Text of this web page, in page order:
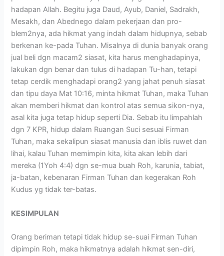
hadapan Allah. Begitu juga Daud, Ayub, Daniel, Sadrakh,
Mesakh, dan Abednego dalam pekerjaan dan pro-
blem2nya, ada hikmat yang indah dalam hidupnya, sebab
berkenan ke-pada Tuhan. Misalnya di dunia banyak orang
jual beli dgn macam2 siasat, kita harus menghadapinya,
lakukan dgn benar dan tulus di hadapan Tu-han, tetapi
tetap cerdik menghadapi orang2 yang jahat penuh siasat
dan tipu daya Mat 10:16, minta hikmat Tuhan, maka Tuhan
akan memberi hikmat dan kontrol atas semua sikon-nya,
asal kita juga tetap hidup seperti Dia. Sebab itu limpahlah
dgn 7 KPR, hidup dalam Ruangan Suci sesuai Firman
Tuhan, maka sekalipun siasat manusia dan iblis ruwet dan
lihai, kalau Tuhan memimpin kita, kita akan lebih dari
mereka (1Yoh 4:4) dgn se-mua buah Roh, karunia, tabiat,
ja-batan, kebenaran Firman Tuhan dan kegerakan Roh
Kudus yg tidak ter-batas.
KESIMPULAN
Orang beriman tetapi tidak hidup se-suai Firman Tuhan
dipimpin Roh, maka hikmatnya adalah hikmat sen-diri,